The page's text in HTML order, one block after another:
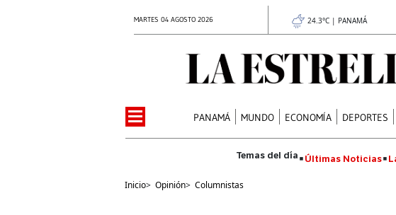
MARTES 04 AGOSTO 2026 24.3°C | PANAMÁ
PANAMÁ MUNDO ECONOMÍA DEPORTES
Últimas Noticias
Inicio> Opinión> Columnistas